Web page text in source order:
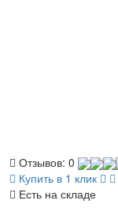
Отзывов: 0
Купить в 1 клик
Есть на складе